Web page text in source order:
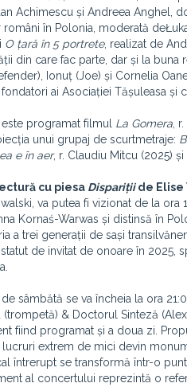
Achimescu și Andreea Anghel,
români în Polonia, moderată
O țară în 5 portrete, realizat de
din care fac parte, dar și la buna
Ionuț (Joe) și Cornelia
ai Asociației Tășuleasa și
programat filmul La Gomera ,
unui grupaj de scurtmetraje:
e în aer, r. Claudiu Mitcu (2025) și
cu piesa Disparițiide Elise
va putea fi vizionat de la
Kornaś-Warwas și distinsă în
a trei generații de sași
statut de invitat de onoare în
sâmbătă se va încheia la ora
(trompetă) & Doctorul Sinteză
fiind programat și a doua zi.
extrem de mici devin
întrerupt se transformă într-o
al concertului reprezintă o